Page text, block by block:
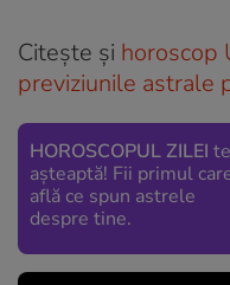
Citește și horoscop
previziunile astrale
HOROSCOPUL ZILEI te
așteaptă! Fii primul
află ce spun astrele
despre tine.